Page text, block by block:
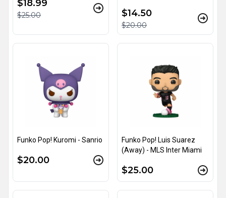
$18.99
$25.00 $14.50
$20.00
Funko Pop! Kuromi - Sanrio
$20.00
Funko Pop! Luis Suarez
(Away) - MLS Inter Miami
$25.00